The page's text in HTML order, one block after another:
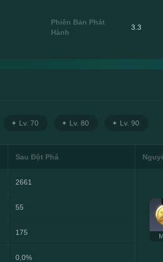
Phiên Bản Phát
Hành
3.3
Lv. 70 Lv. 80 Lv. 90
Sau Đột Phá
2661
55
175
0,0%